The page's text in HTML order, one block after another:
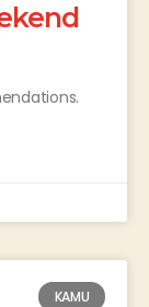
KAMU